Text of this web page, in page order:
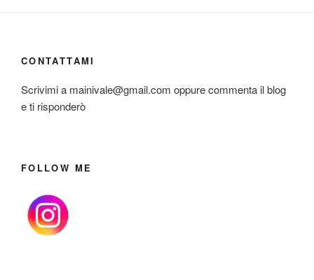
CONTATTAMI
Scrivimi a mainivale@gmail.com oppure commenta il blog
e ti risponderò
FOLLOW ME